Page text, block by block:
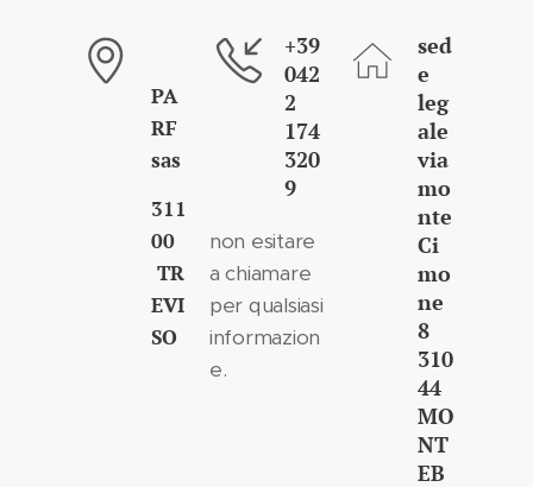
PA
RF
sas
311
00
TR
EVI
SO
+39
042
2
174
320
9
non esitare
a chiamare
per qualsiasi
informazion
e.
sed
e
leg
ale
via
mo
nte
Ci
mo
ne
8
310
44
MO
NT
EB